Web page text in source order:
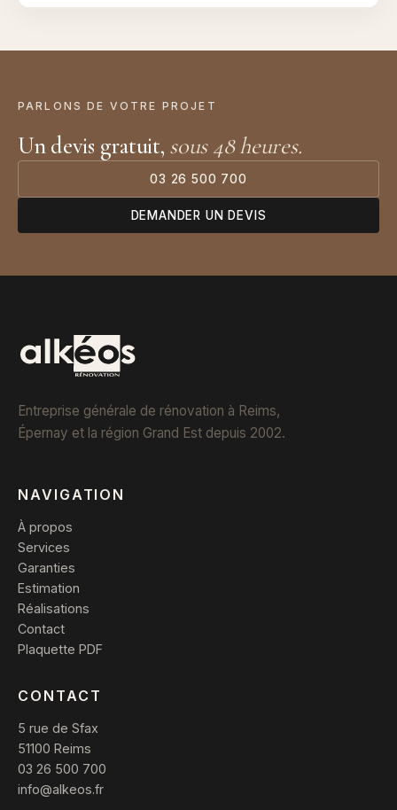
PARLONS DE VOTRE PROJET
Un devis gratuit, sous 48 heures.
03 26 500 700
DEMANDER UN DEVIS
Entreprise générale de rénovation à Reims,
Épernay et la région Grand Est depuis 2002.
NAVIGATION
À propos
Services
Garanties
Estimation
Réalisations
Contact
Plaquette PDF
CONTACT
5 rue de Sfax
51100 Reims
03 26 500 700
info@alkeos.fr